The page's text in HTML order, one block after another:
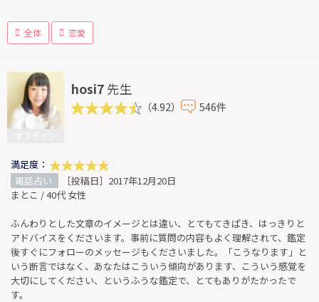
全体 恋愛
hosi7 先生
（4.92） 546件
満足度：
電話占い
［投稿日］2017年12月20日
まとこ / 40代 女性
ふんわりとした文章のイメージとは違い、とてもてきぱき、はっきりと
アドバイスをくださいます。事前に質問の内容もよく理解されて、鑑定
後すぐにフォローのメッセージもくださいました。「こうなります」と
いう断言ではなく、あなたはこういう傾向があります、こういう感覚を
大切にしてください、というふうな鑑定で、とてもありがたかったで
す。